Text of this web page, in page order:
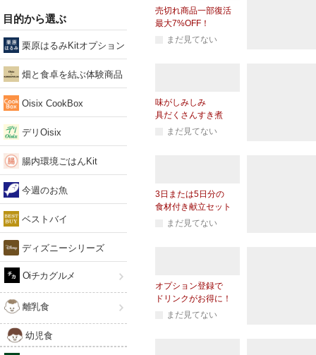
売切れ商品一部復活
最大7%OFF！
まだ見てない
味がしみしみ
具だくさんすき煮
まだ見てない
3日または5日分の
食材付き献立セット
まだ見てない
オプション登録で
ドリンクがお得に！
まだ見てない
目的から選ぶ
栗原はるみKitオプション
畑と食卓を結ぶ体験商品
Oisix CookBox
デリOisix
腸内環境ごはんKit
今週のお魚
ベストバイ
ディズニーシリーズ
Oiチカグルメ
離乳食
幼児食